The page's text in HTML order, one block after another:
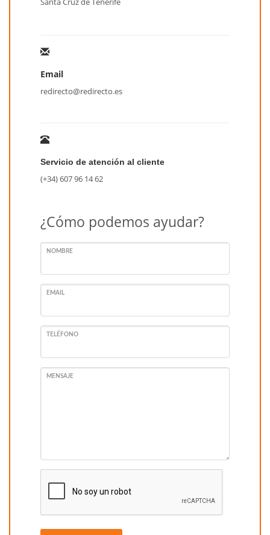
Email
redirecto@redirecto.es
Servicio de atención al cliente
(+34) 607 96 14 62
¿Cómo podemos ayudar?
NOMBRE
EMAIL
TELÉFONO
MENSAJE